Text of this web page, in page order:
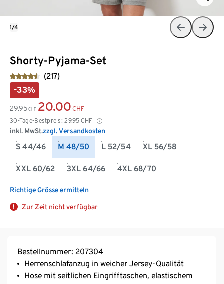
Shorty-Pyjama-Set
(217)
-33%
29.95 CHF 20.00 CHF
30-Tage-Bestpreis: 29.95 CHF
inkl. MwSt.zzgl. Versandkosten
S 44/46 M 48/50 L 52/54 XL 56/58
XXL 60/62 3XL 64/66 4XL 68/70
Richtige Grösse ermitteln
Zur Zeit nicht verfügbar
1/4
Bestellnummer: 207304
Herrenschlafanzug in weicher Jersey-Qualität
Hose mit seitlichen Eingrifftaschen, elastischem